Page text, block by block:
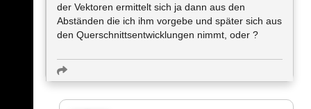
der Vektoren ermittelt sich ja dann aus den
Abständen die ich ihm vorgebe und später sich aus
den Querschnittsentwicklungen nimmt, oder ?